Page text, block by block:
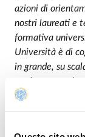
azioni di
nostri laureati e
formativa
Università è di
in grande, su
e azione”.
atenei italiani